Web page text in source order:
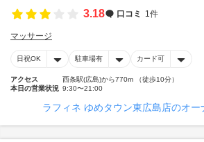
3.18
口コミ 1件
マッサージ
日祝OK 駐車場有 カード可
アクセス
西条駅(広島)から770m （徒歩10分）
本日の営業状況 9:30〜21:00
ラフィネ ゆめタウン東広島店のオー